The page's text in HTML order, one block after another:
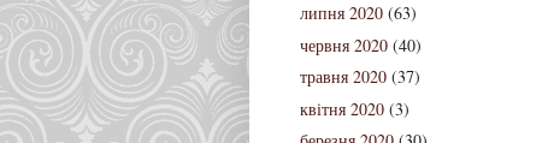
липня 2020 (63)
червня 2020 (40)
травня 2020 (37)
квітня 2020 (3)